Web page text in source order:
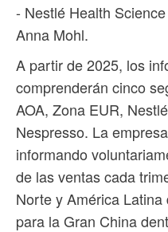
- Nestlé Health
Anna Mohl.
A partir de 2025, los
comprenderán cinco
AOA, Zona EUR,
Nespresso. La
informando
de las ventas cada
Norte y América
para la Gran China